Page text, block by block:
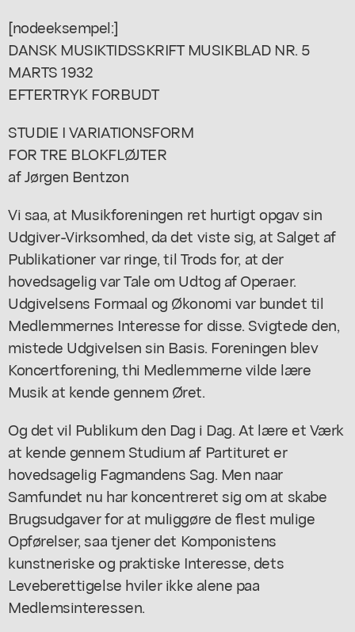
[nodeeksempel:]
DANSK MUSIKTIDSSKRIFT MUSIKBLAD NR. 5
MARTS 1932
EFTERTRYK FORBUDT
STUDIE I VARIATIONSFORM
FOR TRE BLOKFLØJTER
af Jørgen Bentzon
Vi saa, at Musikforeningen ret hurtigt opgav sin
Udgiver-Virksomhed, da det viste sig, at Salget af
Publikationer var ringe, til Trods for, at der
hovedsagelig var Tale om Udtog af Operaer.
Udgivelsens Formaal og Økonomi var bundet til
Medlemmernes Interesse for disse. Svigtede den,
mistede Udgivelsen sin Basis. Foreningen blev
Koncertforening, thi Medlemmerne vilde lære
Musik at kende gennem Øret.
Og det vil Publikum den Dag i Dag. At lære et Værk
at kende gennem Studium af Partituret er
hovedsagelig Fagmandens Sag. Men naar
Samfundet nu har koncentreret sig om at skabe
Brugsudgaver for at muliggøre de flest mulige
Opførelser, saa tjener det Komponistens
kunstneriske og praktiske Interesse, dets
Leveberettigelse hviler ikke alene paa
Medlemsinteressen.